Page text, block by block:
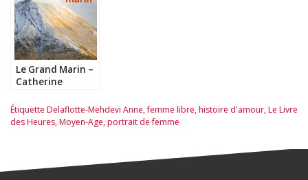
Le Grand Marin –
Catherine
Étiquette Delaflotte-Mehdevi Anne,femme libre,histoire d'amour,Le Livre
des Heures,Moyen-Age,portrait de femme